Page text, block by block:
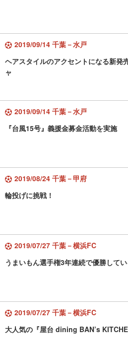
2019/09/14 千葉－水戸
ヘアスタイルのアクセントになる新発
ャ
2019/09/14 千葉－水戸
『台風15号』義援金募金活動を実施
2019/08/24 千葉－甲府
輪投げに挑戦！
2019/07/27 千葉－横浜FC
うまいもん選手権3年連続で優勝して
2019/07/27 千葉－横浜FC
大人気の『屋台 dining BAN’s